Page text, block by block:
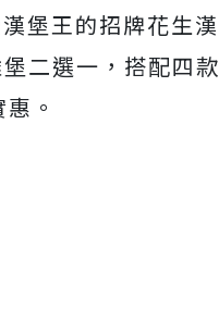
堡王的招牌花生漢
二選一，搭配四款
。